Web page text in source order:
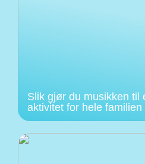
Slik gjør du musikken til
aktivitet for hele familien